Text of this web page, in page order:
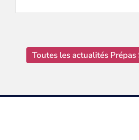
Toutes les actualités